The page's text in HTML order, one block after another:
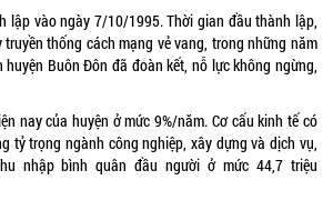
lập vào ngày 7/10/1995. Thời gian đầu thành lập,
thống cách mạng vẻ vang, trong những năm
Buôn Đôn đã đoàn kết, nỗ lực không ngừng,
nay của huyện ở mức 9%/năm. Cơ cấu kinh tế có
tỷ trọng ngành công nghiệp, xây dựng và dịch vụ,
nhập bình quân đầu người ở mức 44,7 triệu